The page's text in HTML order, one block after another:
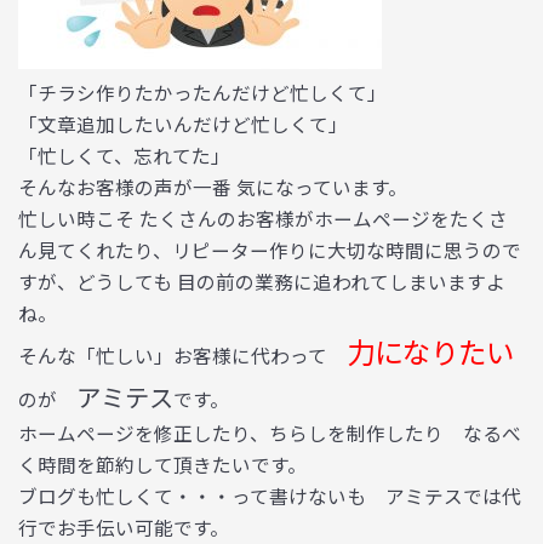
「チラシ作りたかったんだけど忙しくて」
「文章追加したいんだけど忙しくて」
「忙しくて、忘れてた」
そんなお客様の声が一番 気になっています。
忙しい時こそ たくさんのお客様がホームページをたくさ
ん見てくれたり、リピーター作りに大切な時間に思うので
すが、どうしても 目の前の業務に追われてしまいますよ
ね。
そんな「忙しい」お客様に代わって 力になりたい
のが アミテスです。
ホームページを修正したり、ちらしを制作したり なるべ
く時間を節約して頂きたいです。
ブログも忙しくて・・・って書けないも アミテスでは代
行でお手伝い可能です。